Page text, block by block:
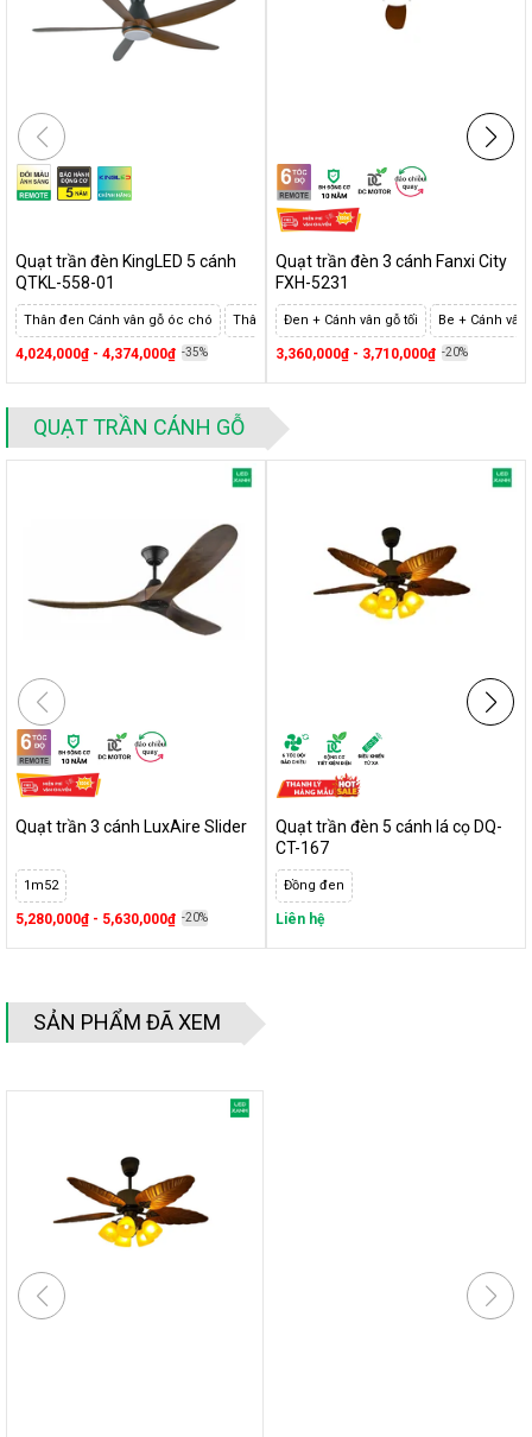
Quạt trần đèn KingLED 5 cánh
QTKL-558-01
Thân đen Cánh vân gỗ óc chó Thân trắng Cánh trắng
4,024,000₫ - 4,374,000₫ -35%
Quạt trần đèn 3 cánh Fanxi City
FXH-5231
Đen + Cánh vân gỗ tối Be + Cánh
3,360,000₫ - 3,710,000₫ -20%
QUẠT TRẦN CÁNH GỖ
Quạt trần 3 cánh LuxAire Slider
1m52
5,280,000₫ - 5,630,000₫ -20%
Quạt trần đèn 5 cánh lá cọ DQ-
CT-167
Đồng đen
Liên hệ
SẢN PHẨM ĐÃ XEM